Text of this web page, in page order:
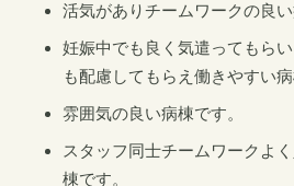
活気がありチームワークの良い
妊娠中でも良く気遣ってもら
も配慮してもらえ働きやすい病
雰囲気の良い病棟です。
スタッフ同士チームワークよ
棟です。